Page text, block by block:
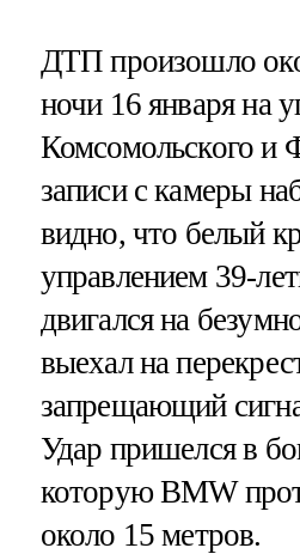
ДТП произошло
ночи 16 января на
Комсомольского и
записи с камеры
видно, что белый
управлением 39-
двигался на
выехал на
запрещающий
Удар пришелся в
которую BMW
около 15 метров.